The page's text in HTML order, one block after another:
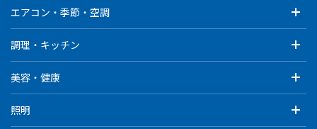
エアコン・季節・空調
調理・キッチン
美容・健康
照明